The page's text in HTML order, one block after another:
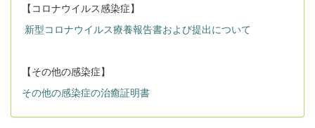
【コロナウイルス感染症】
新型コロナウイルス療養報告書および提出について
【その他の感染症】
その他の感染症の治癒証明書